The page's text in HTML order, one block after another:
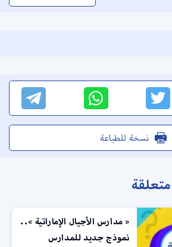
نسخة للطباعة
« مدارس الأجيال الإماراتية »..
نموذج جديد للمدارس